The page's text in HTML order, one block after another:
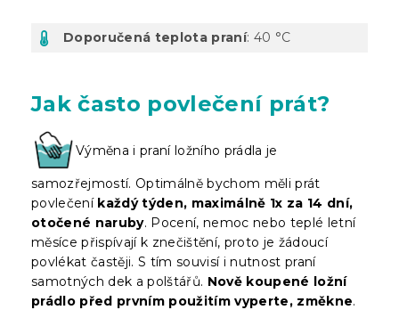
Doporučená teplota praní: 40 °C
Jak často povlečení prát?
Výměna i praní ložního prádla je
samozřejmostí. Optimálně bychom měli prát
povlečení každý týden, maximálně 1x za 14 dní,
otočené naruby. Pocení, nemoc nebo teplé letní
měsíce přispívají k znečištění, proto je žádoucí
povlékat častěji. S tím souvisí i nutnost praní
samotných dek a polštářů. Nově koupené ložní
prádlo před prvním použitím vyperte, změkne.